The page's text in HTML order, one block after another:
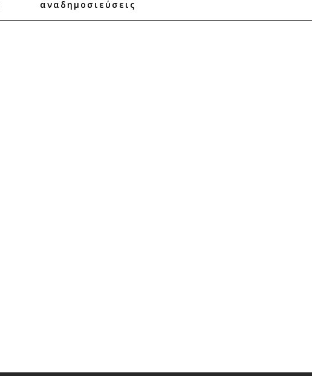
αναδημοσιεύσεις